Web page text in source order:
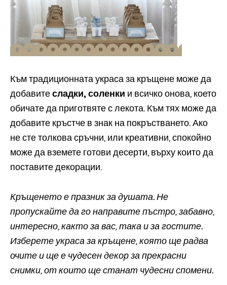
Към традиционната украса за кръщене може да
добавитесладки, соленки и всичко онова, което
обичате да приготвяте с лекота. Към тях може да
добавите кръстче в знак на покръстването. Ако
не сте толкова сръчни, или креативни, спокойно
може да вземете готови десерти, върху които да
поставите декорации.
Кръщенето е празник за душата. Не
пропускайте да го направите пъстро, забавно,
интересно, както за вас, така и за гостите.
Изберете украса за кръщене, която ще радва
очите и ще е чудесен декор за прекрасни
снимки, от които ще станат чудесни спомени.